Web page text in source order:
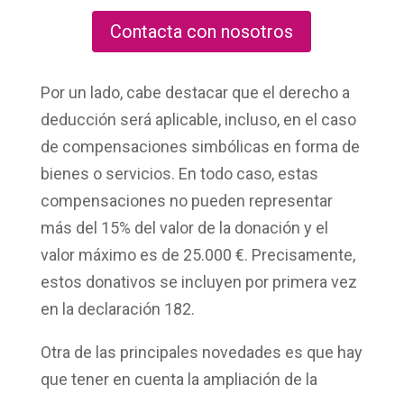
Contacta con nosotros
Por un lado, cabe destacar que el derecho a
deducción será aplicable, incluso, en el caso
de compensaciones simbólicas en forma de
bienes o servicios. En todo caso, estas
compensaciones no pueden representar
más del 15% del valor de la donación y el
valor máximo es de 25.000 €. Precisamente,
estos donativos se incluyen por primera vez
en la declaración 182.
Otra de las principales novedades es que hay
que tener en cuenta la ampliación de la